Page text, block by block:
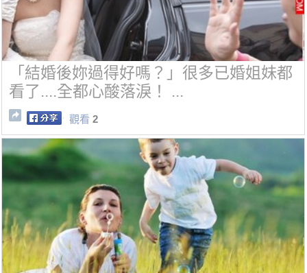
「結婚後妳過得好嗎？」很多已婚姐妹都
看了....全都心酸落淚！ ...
觀看 2